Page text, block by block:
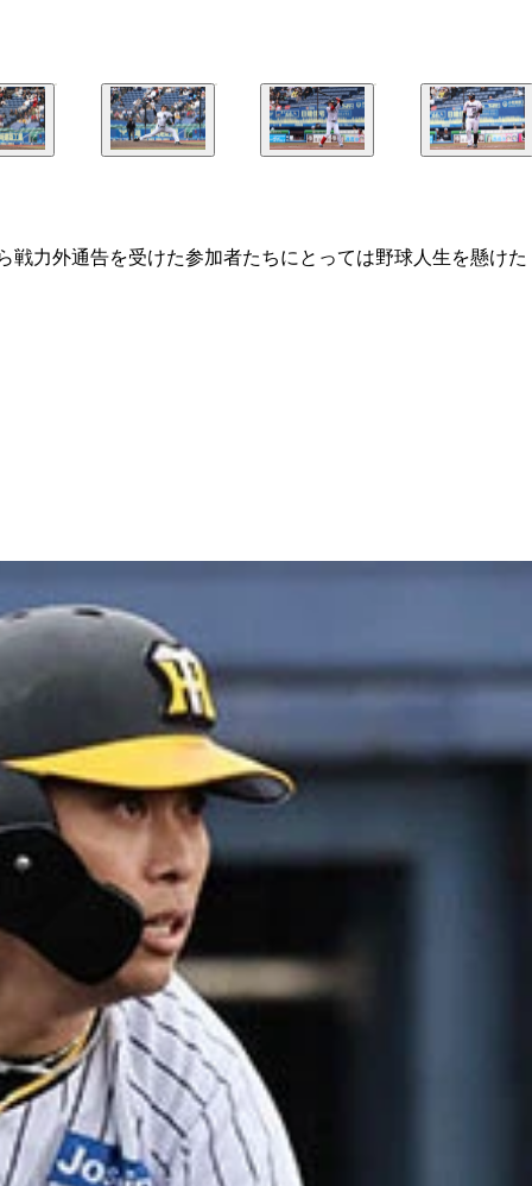
と活躍。「大谷選手は意識するレベルの方ではないです。
しながら投げました。（根尾昂ら高校の同級生が）みんな
板なし。「しっかり自分のストレートを投げ切ることができ
ときに父が『野球を続けてほしい』と言ってくれた。僕自
。今回の参加者中最年長も、シートノックでは衰え知らず
ら復帰してから153、54、55と出て。翌年、腕が振れるよう
の）吉井理人監督には登板前に挨拶させていただいて、『
引っ張った強い打球が打てたので良かったです。もう1本打
席で子供の『パパー！』って声が聞こえて。ピッチャーに
戦力外通告を受けた参加者たちにとっては野球人生を懸けた